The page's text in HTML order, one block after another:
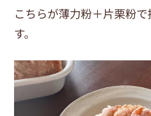
こちらが薄力粉＋片栗粉
す。